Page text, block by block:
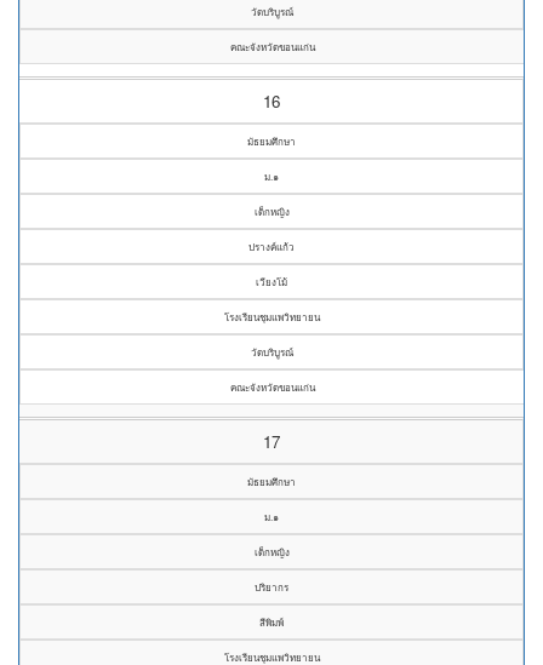
วัดบริบูรณ์
คณะจังหวัดขอนแก่น
16
มัธยมศึกษา
ม.๑
เด็กหญิง
ปรางค์แก้ว
เวียงโม้
โรงเรียนชุมแพวิทยายน
วัดบริบูรณ์
คณะจังหวัดขอนแก่น
17
มัธยมศึกษา
ม.๑
เด็กหญิง
ปริยากร
สีพิมพ์
โรงเรียนชุมแพวิทยายน